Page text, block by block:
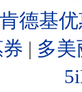
肯德基
| 多